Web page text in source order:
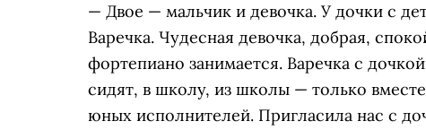
— Двое — мальчик и девочка. У дочки с
Варечка. Чудесная девочка, добрая,
фортепиано занимается. Варечка с
сидят, в школу, из школы — только
юных исполнителей. Пригласила нас с